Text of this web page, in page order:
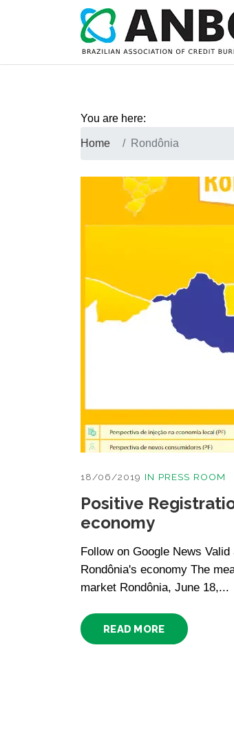
You are here:
Home Rondônia
18/06/2019 IN PRESS ROOM
Positive
economy
Follow on Google News
Rondônia's economy The
market Rondônia, June 18,...
READ MORE